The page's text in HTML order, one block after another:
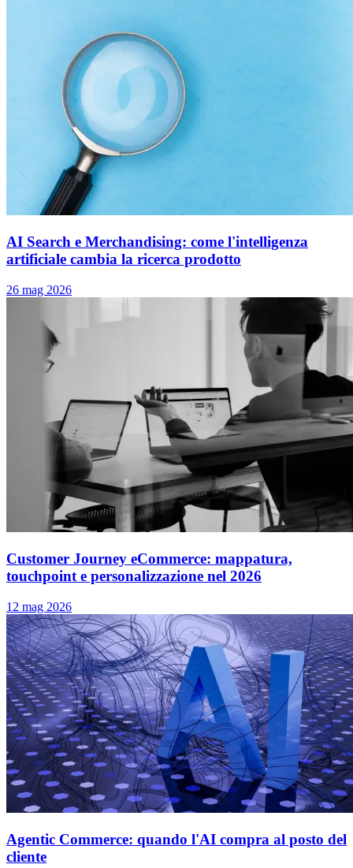
AI Search e Merchandising: come l'intelligenza
artificiale cambia la ricerca prodotto
26 mag 2026
Customer Journey eCommerce: mappatura,
touchpoint e personalizzazione nel 2026
12 mag 2026
Agentic Commerce: quando l'AI compra al posto del
cliente